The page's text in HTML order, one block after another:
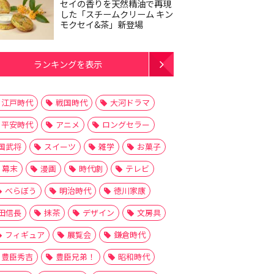
セイの香りを天然精油で再現
した「スチームクリーム キン
モクセイ&茶」新登場
ランキングを表示
江戸時代 戦国時代
大河ドラマ
平安時代
アニメ
ロングセラー
武将
スイーツ 雑学
お菓子
幕末
漫画 時代劇
テレビ
べらぼう
明治時代
徳川家康
信長
抹茶 デザイン
文房具
フィギュア
展覧会
鎌倉時代
豊臣秀吉
豊臣兄弟！
昭和時代